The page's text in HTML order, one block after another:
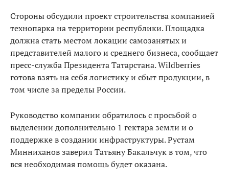
Стороны обсудили проект строительства компанией
технопарка на территории республики. Площадка
должна стать местом локации самозанятых и
представителей малого и среднего бизнеса, сообщает
пресс-служба Президента Татарстана. Wildberries
готова взять на себя логистику и сбыт продукции, в
том числе за пределы России.
Руководство компании обратилось с просьбой о
выделении дополнительно 1 гектара земли и о
поддержке в создании инфраструктуры. Рустам
Минниханов заверил Татьяну Бакальчук в том, что
вся необходимая помощь будет оказана.